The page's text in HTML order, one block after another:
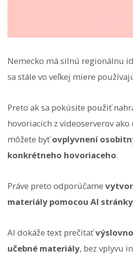
Nemecko má silnú regionálnu
sa stále vo veľkej miere
Preto ak sa pokúsite použiť
hovoriacich z videoserverov
môžete byťovplyvnení
konkrétneho hovoriaceho.
Práve preto odporúčame
materiály pomocou AI
AI dokáže text prečítať
učebné materiály, bez vplyvu